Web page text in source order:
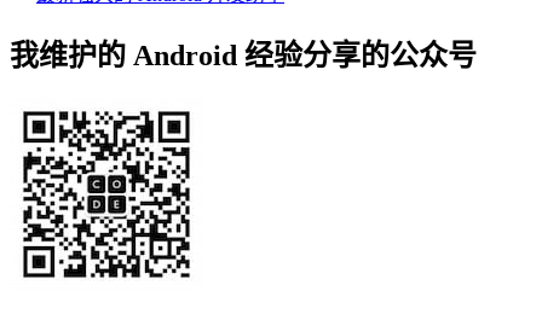
我维护的 Android 经验分享的公众号